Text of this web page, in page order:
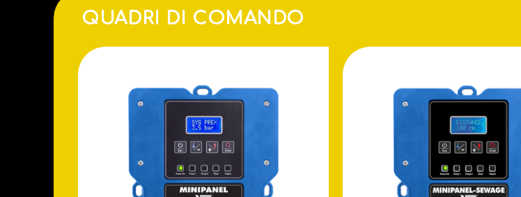
QUADRI DI COMANDO